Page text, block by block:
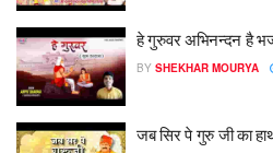
हे गुरुवर अभिनन्दन है
BY SHEKHAR MOURYA
जब सिर पे गुरु जी का